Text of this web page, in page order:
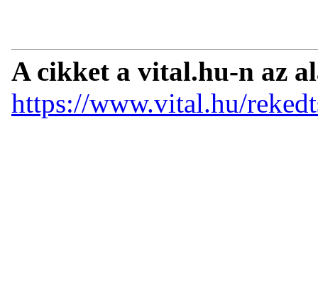
A cikket a vital.hu-n az
https://www.vital.hu/